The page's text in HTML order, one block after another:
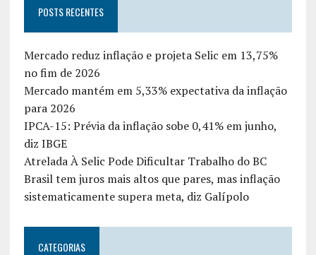
POSTS RECENTES
Mercado reduz inflação e projeta Selic em 13,75%
no fim de 2026
Mercado mantém em 5,33% expectativa da inflação
para 2026
IPCA-15: Prévia da inflação sobe 0,41% em junho,
diz IBGE
Atrelada À Selic Pode Dificultar Trabalho do BC
Brasil tem juros mais altos que pares, mas inflação
sistematicamente supera meta, diz Galípolo
CATEGORIAS